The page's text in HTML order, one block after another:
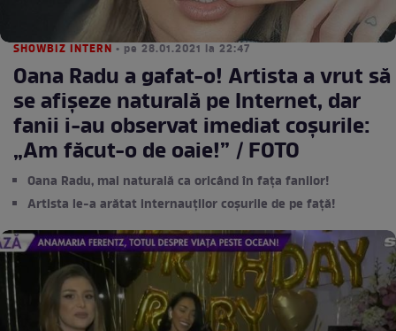
SHOWBIZ INTERN • pe 28.01.2021 la 22:47
Oana Radu a gafat-o! Artista a vrut să
se afișeze naturală pe Internet, dar
fanii i-au observat imediat coșurile:
„Am făcut-o de oaie!” / FOTO
Oana Radu, mai naturală ca oricând în fața fanilor!
Artista le-a arătat internauților coșurile de pe față!